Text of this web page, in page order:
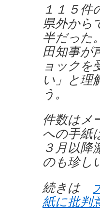
１１５件
県外から
半だった
田知事が
ョックを
い」と理
う。
件数はメ
への手紙
３月以降
のも珍し
続きは
紙に批判